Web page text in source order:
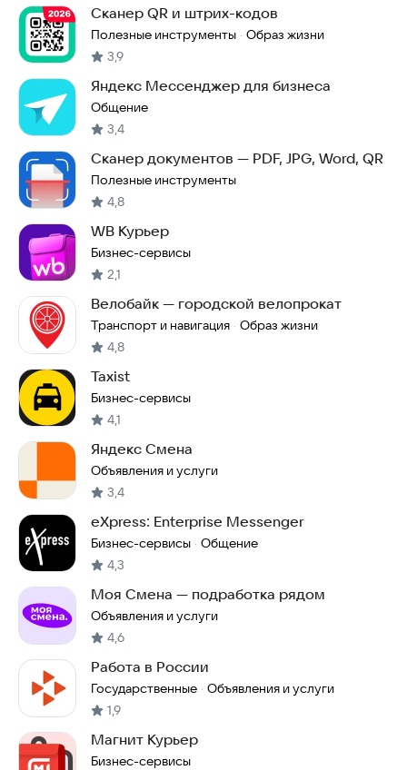
Сканер QR и штрих-кодов
Полезные инструменты · Образ жизни
3,9
Яндекс Мессенджер для бизнеса
Общение
3,4
Сканер документов — PDF, JPG, Word, QR
Полезные инструменты
4,8
WB Курьер
Бизнес-сервисы
2,1
Велобайк — городской велопрокат
Транспорт и навигация · Образ жизни
4,8
Taxist
Бизнес-сервисы
4,1
Яндекс Смена
Объявления и услуги
3,4
eXpress: Enterprise Messenger
Бизнес-сервисы · Общение
4,3
Моя Смена — подработка рядом
Объявления и услуги
4,6
Работа в России
Государственные · Объявления и услуги
1,9
Магнит Курьер
Бизнес-сервисы